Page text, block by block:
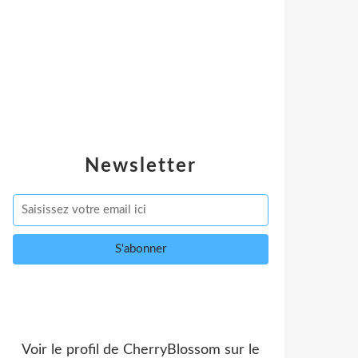
Newsletter
Voir le profil de CherryBlossom sur le